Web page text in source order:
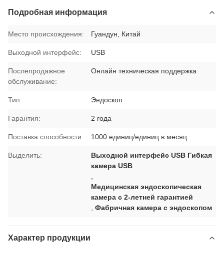
Подробная информация
Место происхождения: Гуандун, Китай
Выходной интерфейс: USB
Послепродажное
обслуживание:
Онлайн техническая поддержка
Тип: Эндоскоп
Гарантия: 2 года
Поставка способности: 1000 единиц/единиц в месяц
Выделить:
Выходной интерфейс USB Гибкая
камера USB
Медицинская эндоскопическая
камера с 2-летней гарантией
,Фабричная камера с эндоскопом
Характер продукции